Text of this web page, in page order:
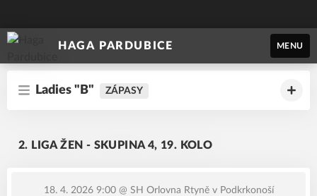
HAGA PARDUBICE MENU
Ladies "B" ZÁPASY
2. LIGA ŽEN - SKUPINA 4, 19. KOLO
18. 4. 2026 9:00@ SH Orlovna Rtyně v Podkrkonoší